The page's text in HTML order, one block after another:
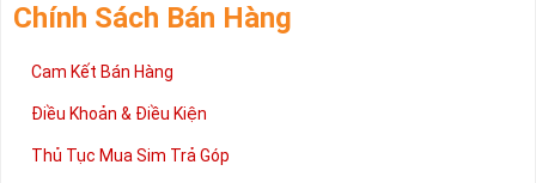
Chính Sách Bán Hàng
Cam Kết Bán Hàng
Điều Khoản & Điều Kiện
Thủ Tục Mua Sim Trả Góp